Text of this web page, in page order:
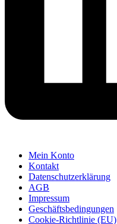
Mein Konto
Kontakt
Datenschutzerklärung
AGB
Impressum
Geschäftsbedingungen
Cookie-Richtlinie (EU)